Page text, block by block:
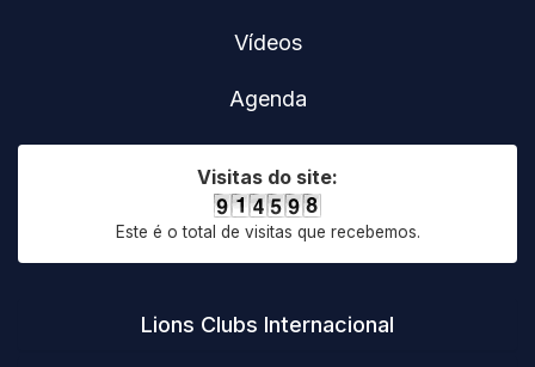
Vídeos
Agenda
Visitas do site:
Este é o total de visitas que recebemos.
Lions Clubs Internacional